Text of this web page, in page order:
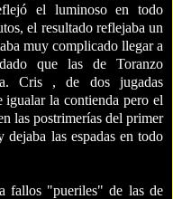
el luminoso en todo
el resultado reflejaba un
muy complicado llegar a
que las de Toranzo
Cris , de dos jugadas
igualar la contienda pero el
las postrimerías del primer
las espadas en todo
fallos "pueriles" de las de